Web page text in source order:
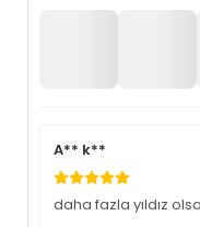
A** k**
daha fazla yıldız